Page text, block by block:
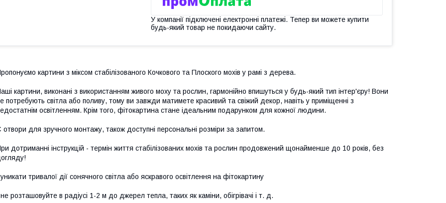
У компанії підключені електронні платежі. Тепер ви можете купити
будь-який товар не покидаючи сайту.
картини з міксом стабілізованого Кочкового та Плоского мохів у рамі з дерева.
картини, виконані з використанням живого моху та рослин, гармонійно впишуться у будь-який тип інтер'єру! Вони
потребують світла або поливу, тому ви завжди матимете красивий та свіжий декор, навіть у приміщенні з
освітленням. Крім того, фітокартина стане ідеальним подарунком для кожної людини.
отвори для зручного монтажу, також доступні персональні розміри за запитом.
дотриманні інструкцій - термін життя стабілізованих мохів та рослин продовжений щонайменше до 10 років, без
тривалої дії сонячного світла або яскравого освітлення на фітокартину
розташовуйте в радіусі 1-2 м до джерел тепла, таких як каміни, обігрівачі і т. д.